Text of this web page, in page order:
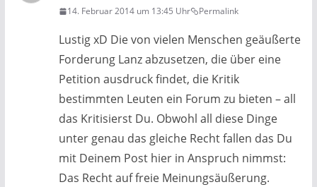
14. Februar 2014 um 13:45 Uhr Permalink
Lustig xD Die von vielen Menschen geäußerte
Forderung Lanz abzusetzen, die über eine
Petition ausdruck findet, die Kritik
bestimmten Leuten ein Forum zu bieten – all
das Kritisierst Du. Obwohl all diese Dinge
unter genau das gleiche Recht fallen das Du
mit Deinem Post hier in Anspruch nimmst:
Das Recht auf freie Meinungsäußerung.